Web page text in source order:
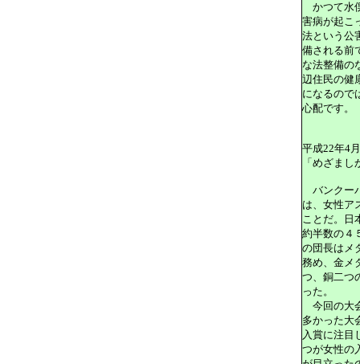
かつて水
害病が起こ
法という公
備される前
な法整備の
辺住民の健
になるので
心配です。
平成22年4
「めざま
バンクー
は、女性ア
ことだ。日
約半数の４
の団長はメ
務め、金メ
つ、銅二つ
った。
今回の大
多かった大
入賞に注目
つが女性の